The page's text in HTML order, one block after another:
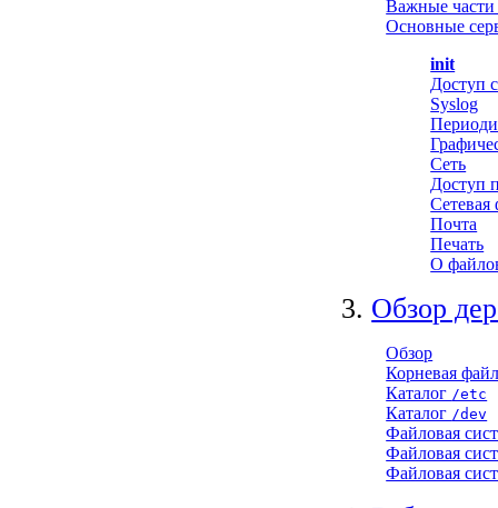
Важные части
Основные
init
Доступ
Syslog
Сеть
Доступ
Сетевая
Почта
Печать
О
3. Обзор
Обзор
Корневая
Каталог /etc
Каталог /dev
Файловая
Файловая
Файловая